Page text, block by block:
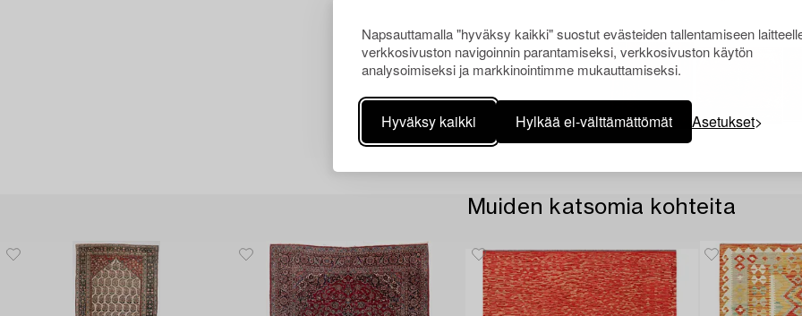
Napsauttamalla "hyväksy kaikki" suostut evästeiden tallentamiseen
verkkosivuston navigoinnin parantamiseksi, verkkosivuston käytön
analysoimiseksi ja markkinointimme mukauttamiseksi.
Hyväksy kaikki Hylkää ei-välttämättömät Asetukset
Muiden katsomia kohteita